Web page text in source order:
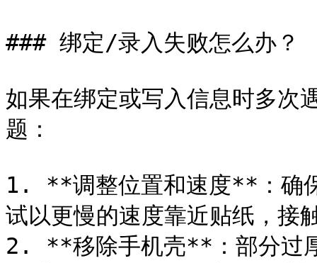
### 绑定/录入失败怎么办？
如果在绑定或写入信息时多次
题：
1. **调整位置和速度**：确
试以更慢的速度靠近贴纸，接
2. **移除手机壳**：部分过